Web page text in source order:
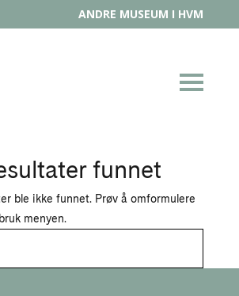
ANDRE MUSEUM I HVM
funnet
ble ikke funnet. Prøv å omformulere
menyen.